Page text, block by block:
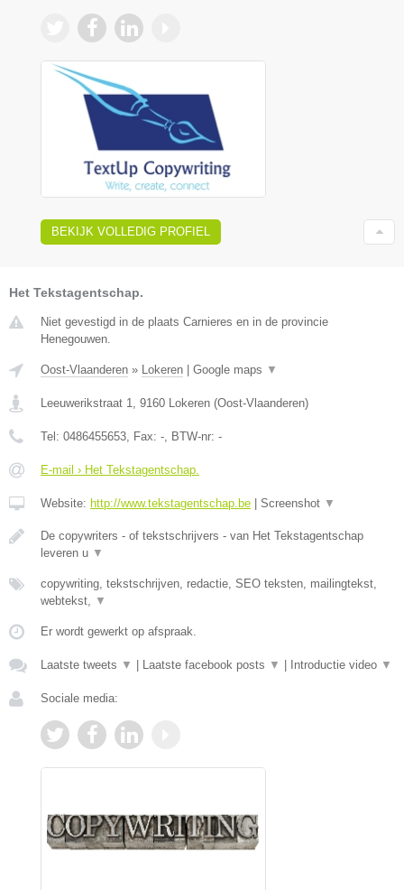
BEKIJK VOLLEDIG PROFIEL
Het Tekstagentschap.
Niet gevestigd in de plaats Carnieres en in de provincie
Henegouwen.
Oost-Vlaanderen » Lokeren Google maps ▼
Leeuwerikstraat 1, 9160 Lokeren (Oost-Vlaanderen)
Tel: 0486455653, Fax: -, BTW-nr: -
E-mail › Het Tekstagentschap.
Website: http://www.tekstagentschap.be Screenshot ▼
De copywriters - of tekstschrijvers - van Het Tekstagentschap
leveren u ▼
copywriting, tekstschrijven, redactie, SEO teksten, mailingtekst,
webtekst, ▼
Er wordt gewerkt op afspraak.
Laatste tweets ▼ Laatste facebook posts ▼ Introductie video ▼
Sociale media: